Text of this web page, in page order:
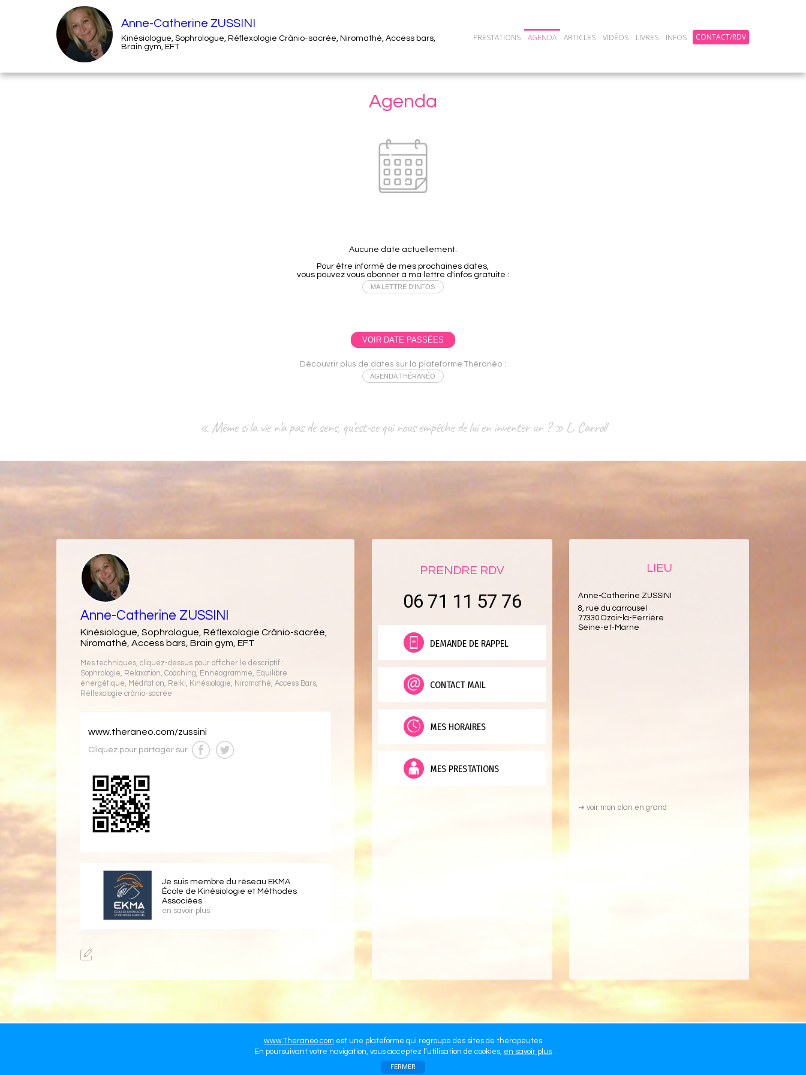
www.Theraneo.com est une plateforme qui regroupe des sites de thérapeutes
En poursuivant votre navigation, vous acceptez l’utilisation de cookies, en savoir plus
FERMER
Anne-Catherine ZUSSINI
Kinésiologue, Sophrologue, Réflexologie Crânio-sacrée, Niromathé, Access bars,
Brain gym, EFT
PRESTATIONS AGENDA ARTICLES VIDÉOS LIVRES INFOS CONTACT/RDV
Agenda
Aucune date actuellement.
Pour être informé de mes prochaines dates,
vous pouvez vous abonner à ma lettre d'infos gratuite :
MA LETTRE D'INFOS
VOIR DATE PASSÉES
Découvrir plus de dates sur la plateforme Théranéo :
AGENDA THÉRANÉO
« Même si la vie n’a pas de sens, qu’est-ce qui nous empêche de lui en inventer un ? » L. Carroll
Anne-Catherine ZUSSINI
Kinésiologue, Sophrologue, Réflexologie Crânio-sacrée,
Niromathé, Access bars, Brain gym, EFT
Mes techniques, cliquez-dessus pour afficher le descriptif :
Sophrologie, Relaxation,Coaching, Ennéagramme, Equilibre
énergétique, Méditation, Reiki, Kinésiologie, Niromathé,Access Bars,
Réflexologie crânio-sacrée
www.theraneo.com/zussini
Cliquez pour partager sur
Je suis membre du réseau EKMA
École de Kinésiologie et Méthodes
Associées
en savoir plus
PRENDRE RDV
06 71 11 57 76
DEMANDE DE RAPPEL
CONTACT MAIL
MES HORAIRES
MES PRESTATIONS
LIEU
Anne-Catherine ZUSSINI
8, rue du carrousel
77330 Ozoir-la-Ferrière
Seine-et-Marne
➜ voir mon plan en grand